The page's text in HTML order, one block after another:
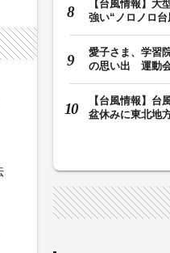
【台風情報】大
強い“ノロノロ台
愛子さま、学習
の思い出 運動
【台風情報】台
盆休みに東北地